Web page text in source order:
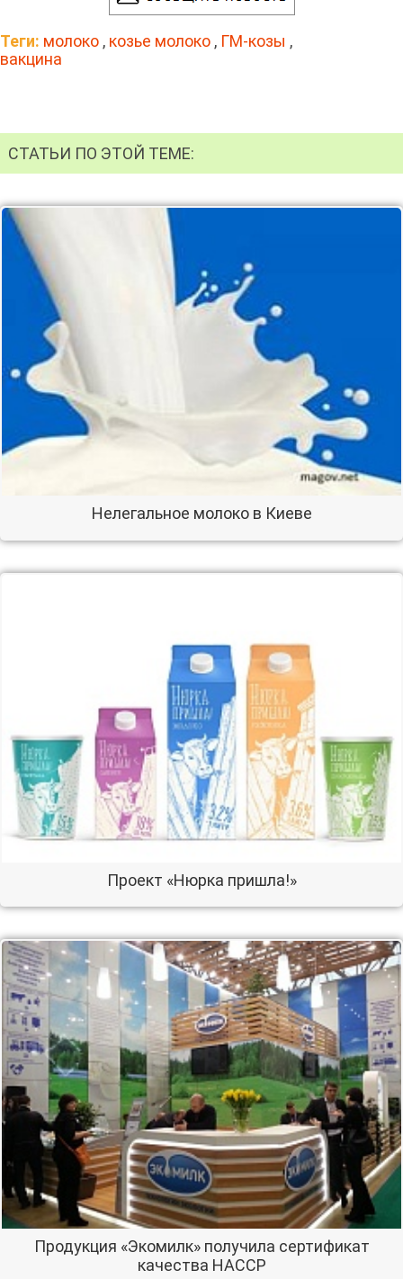
Теги: молоко , козье молоко , ГМ-козы ,
вакцина
СТАТЬИ ПО ЭТОЙ ТЕМЕ:
Нелегальное молоко в Киеве
Проект «Нюрка пришла!»
Продукция «Экомилк» получила сертификат
качества HACCP